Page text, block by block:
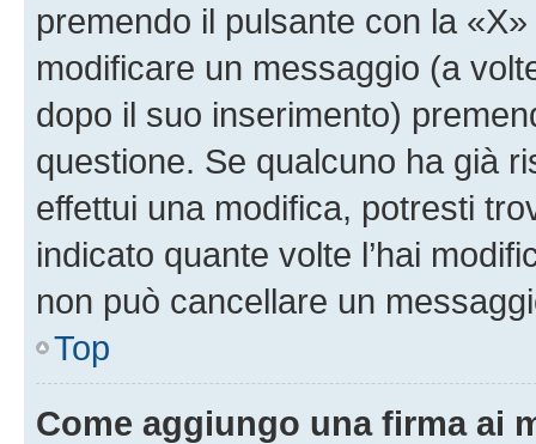
premendo il pulsante con la
modificare un messaggio (a
dopo il suo inserimento)
questione. Se qualcuno ha già
effettui una modifica, potresti
indicato quante volte l’hai
non può cancellare un
Top
Come aggiungo una firma ai